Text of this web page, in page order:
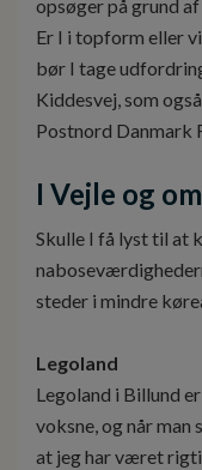
opsøger på grund
Er I i topform eller
bør I tage
Kiddesvej, som
Postnord Danmark
I Vejle og
Skulle I få lyst til at
steder i mindre
Legoland
Legoland i Billund
voksne, og når man
at jeg har været